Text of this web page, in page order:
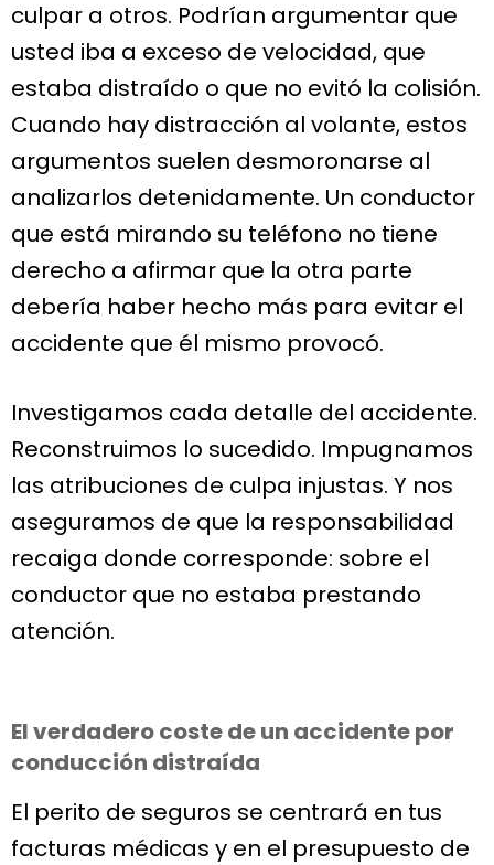
culpar a otros. Podrían argumentar que
usted iba a exceso de velocidad, que
estaba distraído o que no evitó la colisión.
Cuando hay distracción al volante, estos
argumentos suelen desmoronarse al
analizarlos detenidamente. Un conductor
que está mirando su teléfono no tiene
derecho a afirmar que la otra parte
debería haber hecho más para evitar el
accidente que él mismo provocó.
Investigamos cada detalle del accidente.
Reconstruimos lo sucedido. Impugnamos
las atribuciones de culpa injustas. Y nos
aseguramos de que la responsabilidad
recaiga donde corresponde: sobre el
conductor que no estaba prestando
atención.
El verdadero coste de un accidente por
conducción distraída
El perito de seguros se centrará en tus
facturas médicas y en el presupuesto de